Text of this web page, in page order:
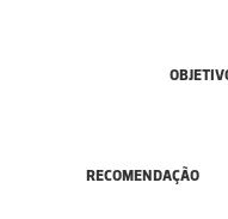
RECOMENDAÇÃO